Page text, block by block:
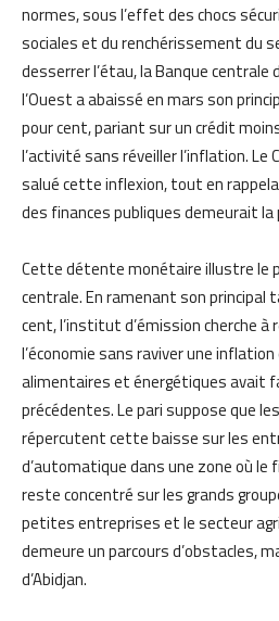
normes, sous l’effet des chocs
sociales et du renchérissement du
desserrer l’étau, la Banque centrale
l’Ouest a abaissé en mars son
pour cent, pariant sur un crédit
l’activité sans réveiller l’inflation.
salué cette inflexion, tout en
des finances publiques demeurait la
Cette détente monétaire illustre le
centrale. En ramenant son principal
cent, l’institut d’émission cherche à
l’économie sans raviver une
alimentaires et énergétiques avait
précédentes. Le pari suppose que
répercutent cette baisse sur les
d’automatique dans une zone où le
reste concentré sur les grands
petites entreprises et le secteur
demeure un parcours d’obstacles,
d’Abidjan.